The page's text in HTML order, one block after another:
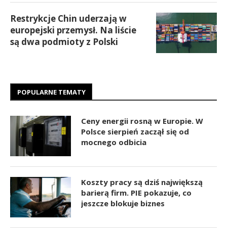
Restrykcje Chin uderzają w
europejski przemysł. Na liście
są dwa podmioty z Polski
POPULARNE TEMATY
Ceny energii rosną w Europie. W
Polsce sierpień zaczął się od
mocnego odbicia
Koszty pracy są dziś największą
barierą firm. PIE pokazuje, co
jeszcze blokuje biznes